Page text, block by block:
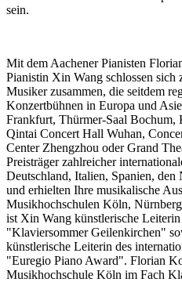
sein.
Mit dem Aachener Pianisten
Pianistin Xin Wang schlossen sich
Musiker zusammen, die seitdem
Konzertbühnen in Europa und
Frankfurt, Thürmer-Saal Bochum,
Qintai Concert Hall Wuhan,
Center Zhengzhou oder Grand
Preisträger zahlreicher
Deutschland, Italien, Spanien,
und erhielten Ihre musikalische
Musikhochschulen Köln,
ist Xin Wang künstlerische
"Klaviersommer Geilenkirchen"
künstlerische Leiterin des
"Euregio Piano Award". Florian
Musikhochschule Köln im Fach